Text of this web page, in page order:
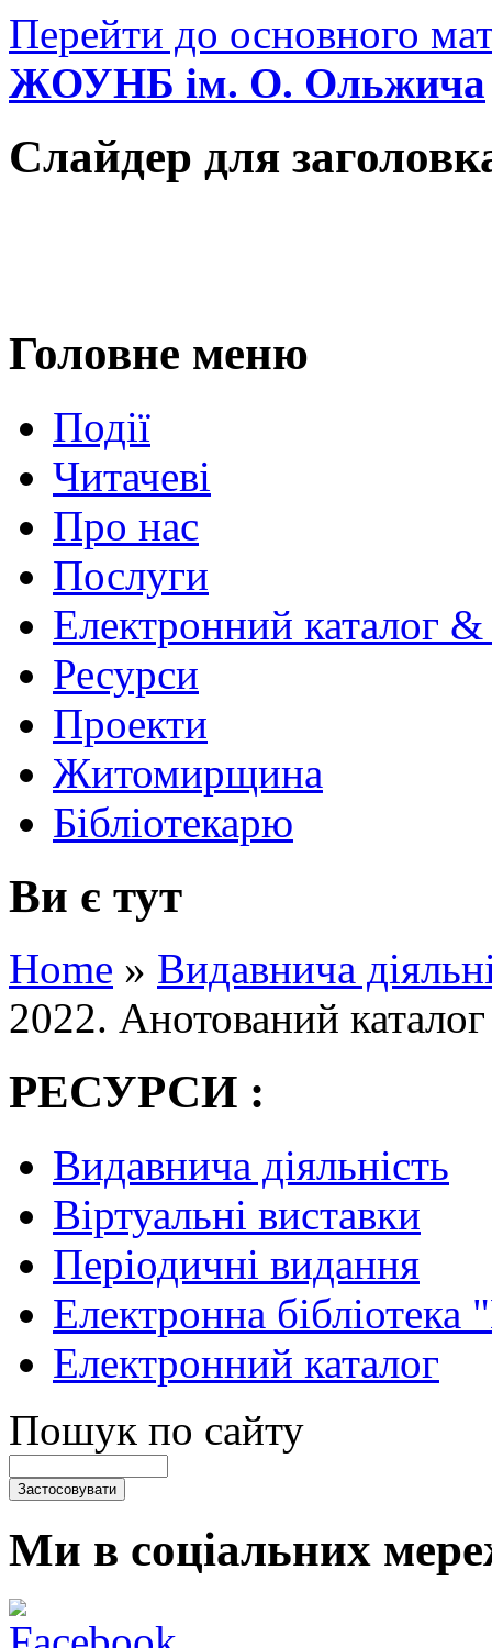
Перейти до основного
ЖОУНБ ім. О. Ольжича
Слайдер для
Головне меню
Події
Читачеві
Про нас
Послуги
Електронний каталог
Ресурси
Проекти
Житомирщина
Бібліотекарю
Ви є тут
Home » Видавнича
2022. Анотований
РЕСУРСИ :
Видавнича діяльність
Віртуальні виставки
Періодичні видання
Електронна
Електронний каталог
Пошук по сайту
Ми в соціальних